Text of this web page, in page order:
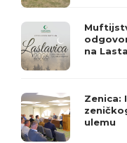
na
Zenica:
ulemu